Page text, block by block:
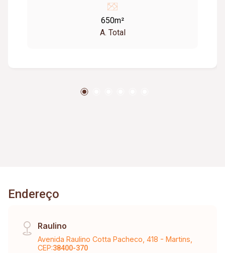
650m²
A. Total
Endereço
Raulino
Avenida Raulino Cotta Pacheco, 418 - Martins,
CEP:38400-370